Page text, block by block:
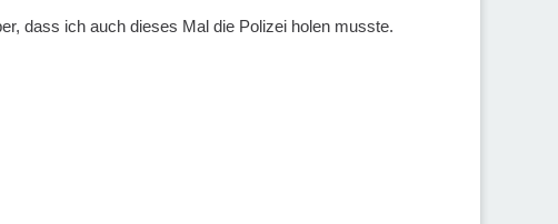
dass ich auch dieses Mal die Polizei holen musste.